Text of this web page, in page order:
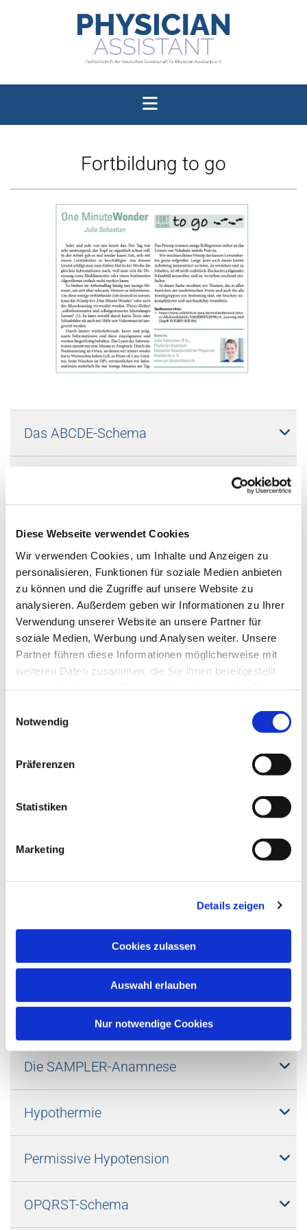
Diese Webseite verwendet Cookies
Wir verwenden Cookies, um Inhalte und Anzeigen zu
personalisieren, Funktionen für soziale Medien anbieten
zu können und die Zugriffe auf unsere Website zu
analysieren. Außerdem geben wir Informationen zu Ihrer
Verwendung unserer Website an unsere Partner für
soziale Medien, Werbung und Analysen weiter. Unsere
Partner führen diese Informationen möglicherweise mit
weiteren Daten zusammen, die Sie ihnen bereitgestellt
Notwendig
Präferenzen
Statistiken
Marketing
Details zeigen
Cookies zulassen
Auswahl erlauben
Nur notwendige Cookies
Fortbildung to go
Das ABCDE-Schema
Mikrozirkulation
Die Priscus Liste
Pädiatrische Notfälle
Reversible Reanimationsursachen
Glasgow Coma Scale (GCS)
Vestibulärer Schwindel: peripher oder
Die SAMPLER-Anamnese
Hypothermie
Permissive Hypotension
OPQRST-Schema